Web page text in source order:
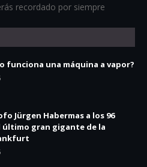
recordado por siempre
funciona una máquina a vapor?
Jürgen Habermas a los 96
último gran gigante de la